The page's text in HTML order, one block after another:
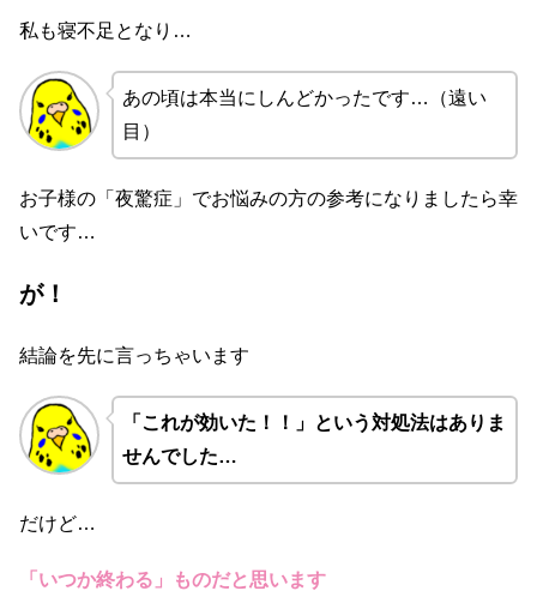
私も寝不足となり…
あの頃は本当にしんどかったです…（遠い
目）
お子様の「夜驚症」でお悩みの方の参考になりましたら幸
いです…
が！
結論を先に言っちゃいます
「これが効いた！！」という対処法はありま
せんでした…
だけど…
「いつか終わる」ものだと思います